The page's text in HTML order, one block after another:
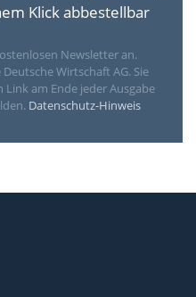
Klick abbestellbar
Newsletter an.
Wirtschaft AG. Sie
am Ende jeder Ausgabe
Datenschutz-Hinweis